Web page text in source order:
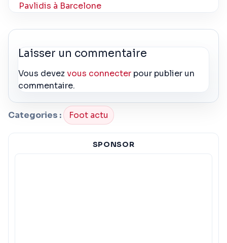
Pavlidis à Barcelone
Laisser un commentaire
Vous devezvous connecter pour publier un
commentaire.
Categories : Foot actu
SPONSOR